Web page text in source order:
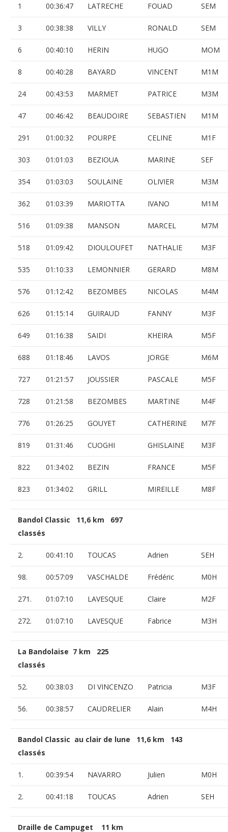
1 00:36:47 LATRECHE FOUAD SEM
3 00:38:38 VILLY RONALD SEM
6 00:40:10 HERIN HUGO MOM
8 00:40:28 BAYARD VINCENT M1M
24 00:43:53 MARMET PATRICE M3M
47 00:46:42 BEAUDOIRE SEBASTIEN M1M
291 01:00:32 POURPE CELINE M1F
303 01:01:03 BEZIOUA MARINE SEF
354 01:03:03 SOULAINE OLIVIER M3M
362 01:03:39 MARIOTTA IVANO M1M
516 01:09:38 MANSON MARCEL M7M
518 01:09:42 DIOULOUFET NATHALIE M3F
535 01:10:33 LEMONNIER GERARD M8M
576 01:12:42 BEZOMBES NICOLAS M4M
626 01:15:14 GUIRAUD FANNY M3F
649 01:16:38 SAIDI KHEIRA M5F
688 01:18:46 LAVOS JORGE M6M
727 01:21:57 JOUSSIER PASCALE M5F
728 01:21:58 BEZOMBES MARTINE M4F
776 01:26:25 GOUYET CATHERINE M7F
819 01:31:46 CUOGHI GHISLAINE M3F
822 01:34:02 BEZIN FRANCE M5F
823 01:34:02 GRILL MIREILLE M8F
Bandol Classic 11,6 km 697
classés
2. 00:41:10 TOUCAS Adrien SEH
98. 00:57:09 VASCHALDE Frédéric M0H
271. 01:07:10 LAVESQUE Claire M2F
272. 01:07:10 LAVESQUE Fabrice M3H
La Bandolaise 7 km 225
classés
52. 00:38:03 DI VINCENZO Patricia M3F
56. 00:38:57 CAUDRELIER Alain M4H
Bandol Classic au clair de lune 11,6 km 143
classés
1. 00:39:54 NAVARRO Julien M0H
2. 00:41:18 TOUCAS Adrien SEH
Draille de Campuget 11 km